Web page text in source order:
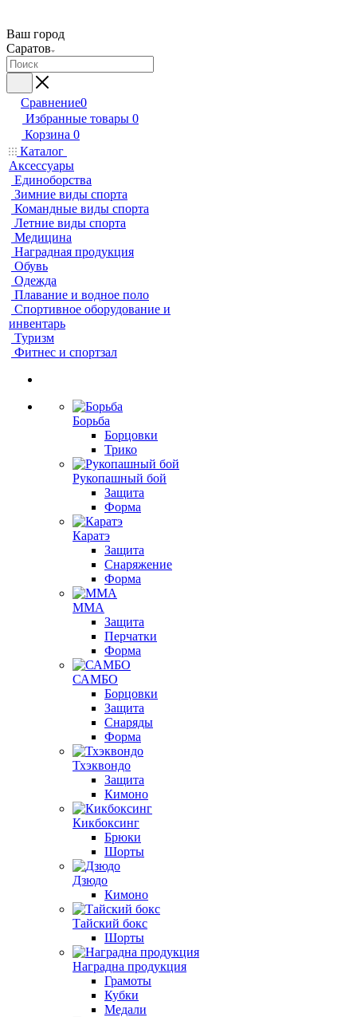
Ваш город
Саратов
Сравнение0
Избранные товары 0
Корзина 0
Каталог
Аксессуары
Единоборства
Зимние виды спорта
Командные виды спорта
Летние виды спорта
Медицина
Наградная продукция
Обувь
Одежда
Плавание и водное поло
Спортивное оборудование и
инвентарь
Туризм
Фитнес и спортзал
Борьба
Борцовки
Трико
Рукопашный бой
Защита
Форма
Каратэ
Защита
Снаряжение
Форма
ММА
Защита
Перчатки
Форма
САМБО
Борцовки
Защита
Снаряды
Форма
Тхэквондо
Защита
Кимоно
Кикбоксинг
Брюки
Шорты
Дзюдо
Кимоно
Тайский бокс
Шорты
Наградна продукция
Грамоты
Кубки
Медали